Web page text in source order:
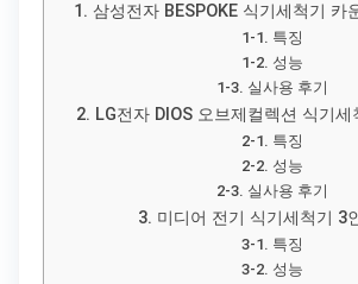
1. 삼성전자 BESPOKE 식기세척기 카
1-1. 특징
1-2. 성능
1-3. 실사용 후기
2. LG전자 DIOS 오브제컬렉션 식기세
2-1. 특징
2-2. 성능
2-3. 실사용 후기
3. 미디어 전기 식기세척기 3
3-1. 특징
3-2. 성능